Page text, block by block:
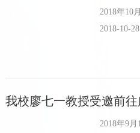
2018-10-28